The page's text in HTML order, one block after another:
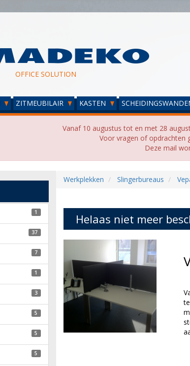
OFFICE SOLUTION
ZITMEUBILAIR KASTEN
Vanaf 10 augustus tot en met 28
Voor vragen of opdrachten
Deze mail
Werkplekken Slingerbureaus
Helaas niet meer
1
37
7
1
3
5
5
5